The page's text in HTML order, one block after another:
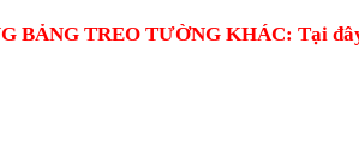
BẢNG TREO TƯỜNG KHÁC: Tại